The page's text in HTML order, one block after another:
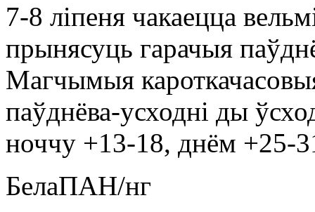
7-8 ліпеня чакаецца
прынясуць гарачыя
Магчымыя
паўднёва-усходні ды
ноччу +13-18, днём +25-
БелаПАН/нг